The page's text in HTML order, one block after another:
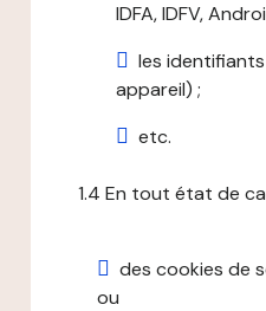
IDFA, IDFV,
les
appareil) ;
etc.
1.4 En tout état de
des cookies de
ou